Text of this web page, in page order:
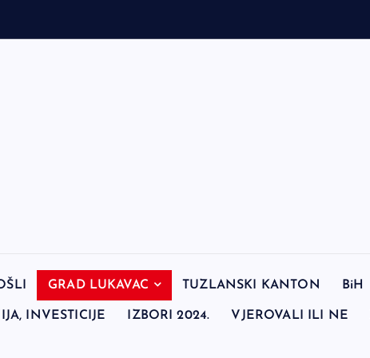
GRAD LUKAVAC TUZLANSKI KANTON BiH
INVESTICIJE IZBORI 2024. VJEROVALI ILI NE